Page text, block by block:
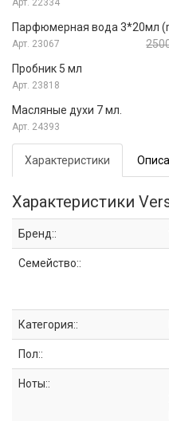
22334
Парфюмерная вода 3*20мл
23067
Пробник 5 мл
23818
Масляные духи 7 мл.
24393
Характеристики
Характеристики
Бренд::
Семейство::
Категория::
Пол::
Ноты::